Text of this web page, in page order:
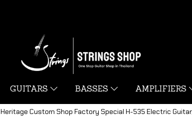
GUITARS BASSES AMPLIFIERS
Heritage Custom Shop Factory Special H-535 Electric